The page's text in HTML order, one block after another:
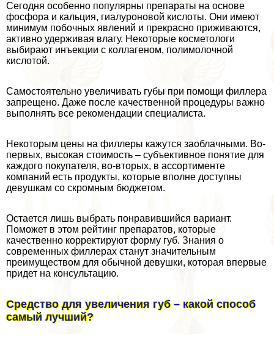
Сегодня особенно популярны препараты на основе
фосфора и кальция, гиалуроновой кислоты. Они имеют
минимум побочных явлений и прекрасно приживаются,
активно удерживая влагу. Некоторые косметологи
выбирают инъекции с коллагеном, полимолочной
кислотой.
Самостоятельно увеличивать губы при помощи филлера
запрещено. Даже после качественной процедуры важно
выполнять все рекомендации специалиста.
Некоторым цены на филлеры кажутся заоблачными. Во-
первых, высокая стоимость – субъективное понятие для
каждого покупателя, во-вторых, в ассортименте
компаний есть продукты, которые вполне доступны
дeвyшкам со скромным бюджетом.
Остается лишь выбрать понравившийся вариант.
Поможет в этом рейтинг препаратов, которые
качественно корректируют форму губ. Знания о
современных филлерах станут значительным
преимуществом для обычной дeвyшки, которая впервые
придет на консультацию.
Средство для увеличения губ – какой способ
самый лучший?